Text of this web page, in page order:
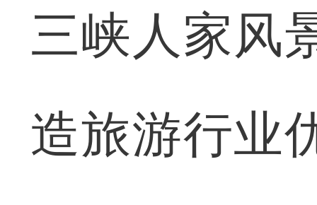
三峡人家风
造旅游行业